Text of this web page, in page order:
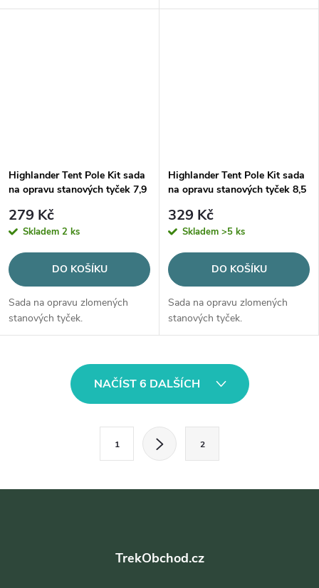
zátěrovaných i nezátěrovaných
Highlander Tent Pole Kit sada
na opravu stanových tyček 7,9
279 Kč
Skladem 2 ks
DO KOŠÍKU
Sada na opravu zlomených
stanových tyček.
Highlander Tent Pole Kit sada
na opravu stanových tyček 8,5
329 Kč
Skladem >5 ks
DO KOŠÍKU
Sada na opravu zlomených
stanových tyček.
d
NAČÍST 6 DALŠÍCH
á
1 2
TrekObchod.cz